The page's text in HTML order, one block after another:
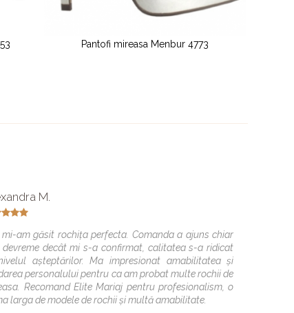
4773 Pantofi de mireasa MENBUR 4760
M.
mi-am găsit rochița perfecta. Comanda a ajuns chiar
devreme decât mi s-a confirmat, calitatea s-a ridicat
așteptărilor. Ma impresionat amabilitatea și
personalului pentru ca am probat multe rochii de
Recomand Elite Mariaj pentru profesionalism, o
larga de modele de rochii și multă amabilitate.